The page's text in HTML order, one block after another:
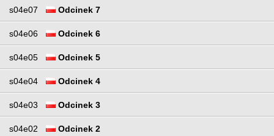
s04e07 Odcinek 7
s04e06 Odcinek 6
s04e05 Odcinek 5
s04e04 Odcinek 4
s04e03 Odcinek 3
s04e02 Odcinek 2